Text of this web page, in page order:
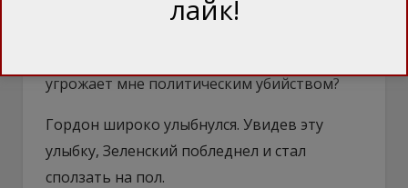
— Так я что-то не понял. Если Гордон —
угрожает мне политическим убийством?
Гордон широко улыбнулся. Увидев эту
улыбку, Зеленский побледнел и стал
сползать на пол.
лайк!